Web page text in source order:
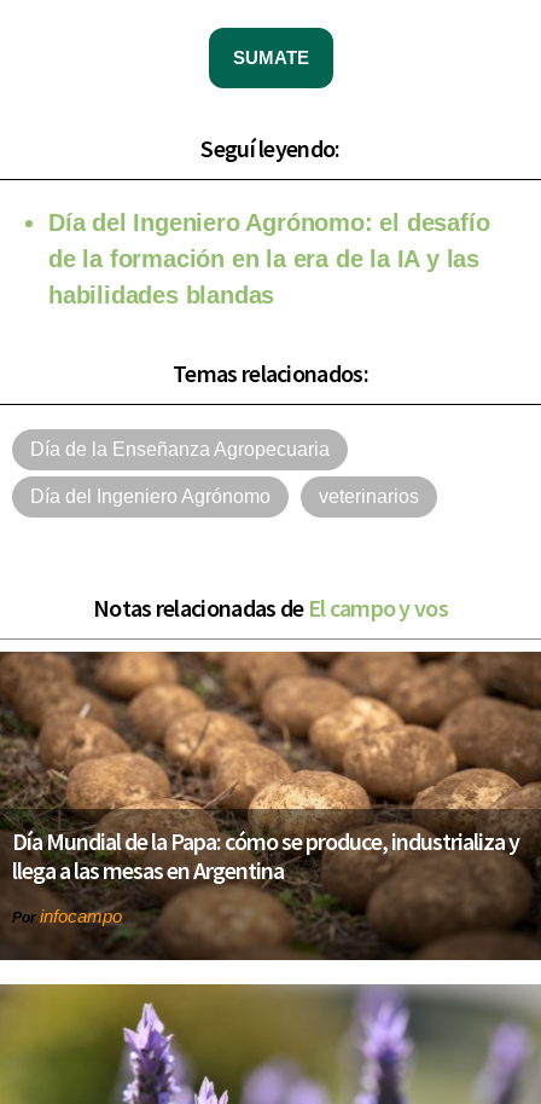
SUMATE
Seguí leyendo:
Día del Ingeniero Agrónomo: el desafío
de la formación en la era de la IA y las
habilidades blandas
Temas relacionados:
Día de la Enseñanza Agropecuaria
Día del Ingeniero Agrónomo veterinarios
Notas relacionadas de El campo y vos
Día Mundial de la Papa: cómo se produce, industrializa y
llega a las mesas en Argentina
Por infocampo